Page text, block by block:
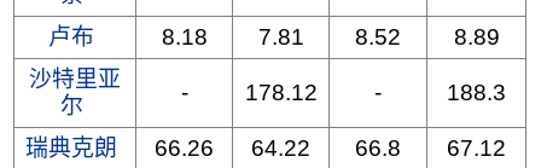
卢布 8.18 7.81 8.52
8.89
沙特里亚
尔
- 178.12 - 188.3
瑞典克朗 66.26 64.22 66.8
67.12